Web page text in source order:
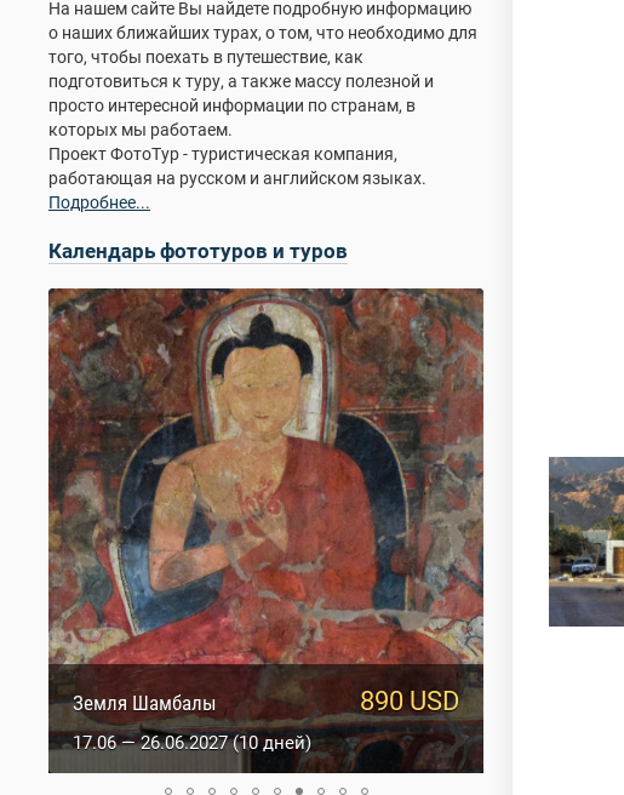
На нашем сайте Вы найдете подробную информацию
о наших ближайших турах, о том, что необходимо для
того, чтобы поехать в путешествие, как
подготовиться к туру, а также массу полезной и
просто интересной информации по странам, в
которых мы работаем.
Проект ФотоТур - туристическая компания,
работающая на русском и английском языках.
Подробнее...
Календарь фототуров и туров
890 USD
Земля Шамбалы
17.06 — 26.06.2027 (10 дней)
1760 USD
Истоки Тибета
29.06 — 13.07.2027 (15 дней/14 ночей)